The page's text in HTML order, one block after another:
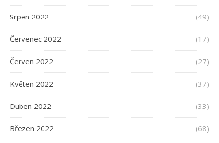
Srpen 2022 (49)
Červenec 2022 (17)
Červen 2022 (27)
Květen 2022 (37)
Duben 2022 (33)
Březen 2022 (68)